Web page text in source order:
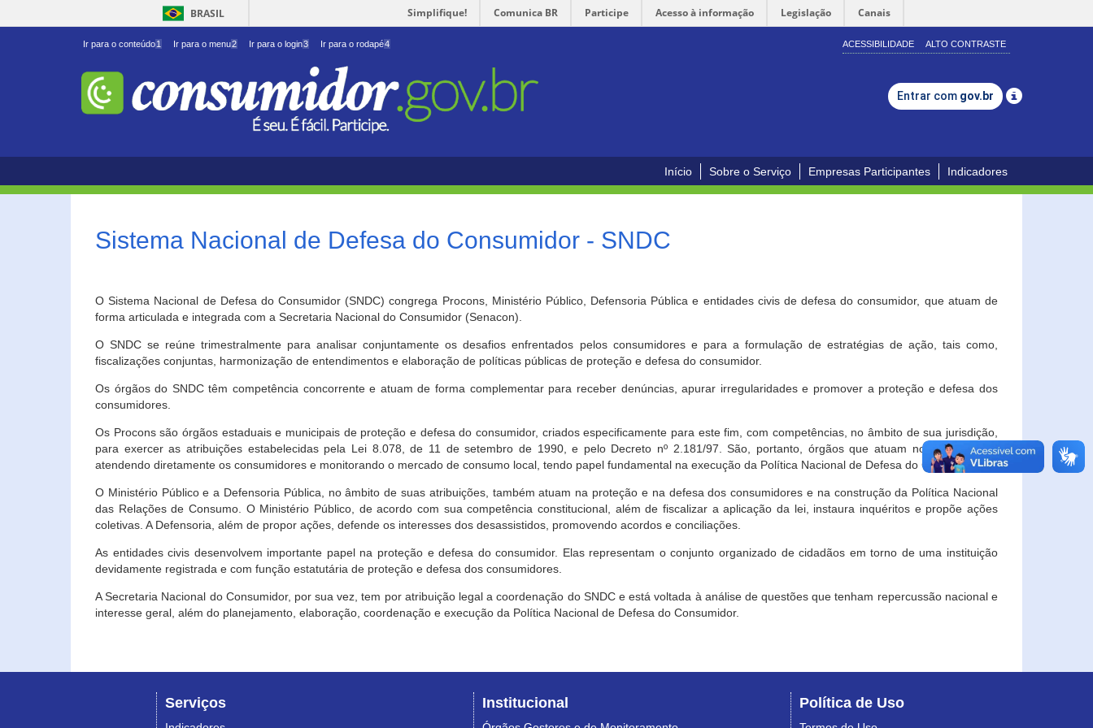
BRASIL Simplifique! Comunica BR Participe Acesso à informação Legislação Canais
Ir para o conteúdo1 Ir para o menu2 Ir para o login3 Ir para o rodapé4 ACESSIBILIDADE ALTO CONTRASTE
Entrar com gov.br
Início Sobre o Serviço Empresas Participantes Indicadores
Sistema Nacional de Defesa do Consumidor - SNDC
O Sistema Nacional de Defesa do Consumidor (SNDC) congrega Procons, Ministério Público, Defensoria Pública e entidades civis de defesa do consumidor, que atuam de
forma articulada e integrada com a Secretaria Nacional do Consumidor (Senacon).
O SNDC se reúne trimestralmente para analisar conjuntamente os desafios enfrentados pelos consumidores e para a formulação de estratégias de ação, tais como,
fiscalizações conjuntas, harmonização de entendimentos e elaboração de políticas públicas de proteção e defesa do consumidor.
Os órgãos do SNDC têm competência concorrente e atuam de forma complementar para receber denúncias, apurar irregularidades e promover a proteção e defesa dos
consumidores.
Os Procons são órgãos estaduais e municipais de proteção e defesa do consumidor, criados especificamente para este fim, com competências, no âmbito de sua jurisdição,
para exercer as atribuições estabelecidas pela Lei 8.078, de 11 de setembro de 1990, e pelo Decreto nº 2.181/97. São, portanto, órgãos que atuam no âmbito local,
atendendo diretamente os consumidores e monitorando o mercado de consumo local, tendo papel fundamental na execução da Política Nacional de Defesa do Consumidor.
O Ministério Público e a Defensoria Pública, no âmbito de suas atribuições, também atuam na proteção e na defesa dos consumidores e na construção da Política Nacional
das Relações de Consumo. O Ministério Público, de acordo com sua competência constitucional, além de fiscalizar a aplicação da lei, instaura inquéritos e propõe ações
coletivas. A Defensoria, além de propor ações, defende os interesses dos desassistidos, promovendo acordos e conciliações.
As entidades civis desenvolvem importante papel na proteção e defesa do consumidor. Elas representam o conjunto organizado de cidadãos em torno de uma instituição
devidamente registrada e com função estatutária de proteção e defesa dos consumidores.
A Secretaria Nacional do Consumidor, por sua vez, tem por atribuição legal a coordenação do SNDC e está voltada à análise de questões que tenham repercussão nacional e
interesse geral, além do planejamento, elaboração, coordenação e execução da Política Nacional de Defesa do Consumidor.
Serviços Institucional Política de Uso